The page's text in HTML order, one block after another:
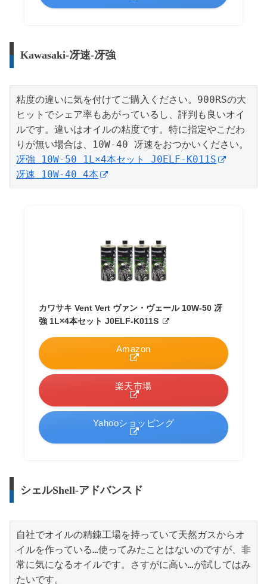
Kawasaki-冴速-冴強
粘度の違いに気を付けてご購入ください。900RSの大
ヒットでシェア率もあがっているし、評判も良いオイ
ルです。違いはオイルの粘度です。特に指定やこだわ
冴強 10W-50 1L×4本セット J0ELF-K011S
冴速 10W-40 4本
カワサキ Vent Vert ヴァン・ヴェール 10W-50 冴
強 1L×4本セット J0ELF-K011S
Amazon
楽天市場
Yahooショッピング
シェルShell-アドバンスド
自社でオイルの精錬工場を持っていて天然ガスからオ
イルを作っている…使ってみたことはないのですが、非
常に気になるオイルです。さすがに高い…が試してはみ